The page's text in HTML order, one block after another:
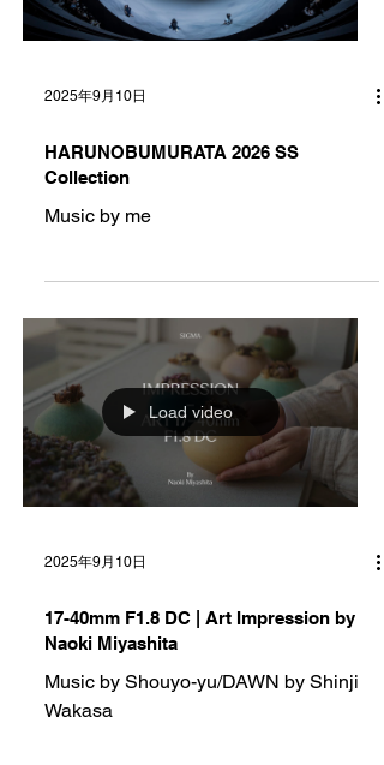
https://www.facebook.com/share/1WSA
7F ... ▶︎ 花蓮觀光粉絲團IG / hualientour
2025年9月10日
HARUNOBUMURATA 2026 SS
Collection
Music by me
Load video
2025年9月10日
17-40mm F1.8 DC | Art Impression by
Naoki Miyashita
Music by Shouyo-yu/DAWN by Shinji
Wakasa